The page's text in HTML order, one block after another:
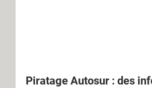
Piratage Autosur : des